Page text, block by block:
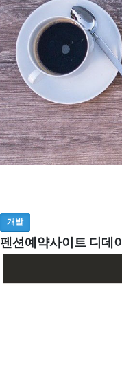
개발
펜션예약사이트 디데이